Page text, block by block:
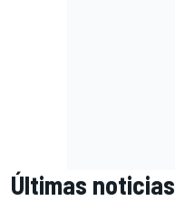
Últimas noticias